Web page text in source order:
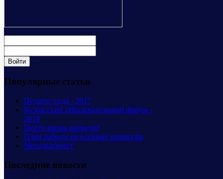
Популярные статьи
Педагог года - 2017
Кузбасский образовательный форум -
2019
Центр вновь впереди!
План работы на осенние каникулы
Методкабинет
Последние новости